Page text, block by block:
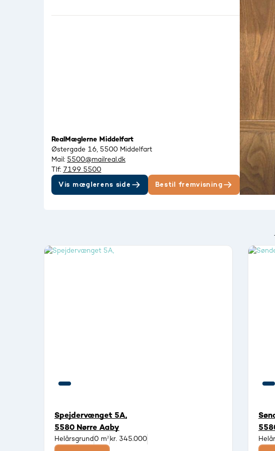
RealMæglerne Middelfart
Østergade 16, 5500 Middelfart
Mail: 5500@mailreal.dk
Tlf: 7199 5500
Vis mæglerens side Bestil fremvisning
Spejdervænget 5A,
5580 Nørre Aaby
Helårsgrund0 m² kr. 345.000